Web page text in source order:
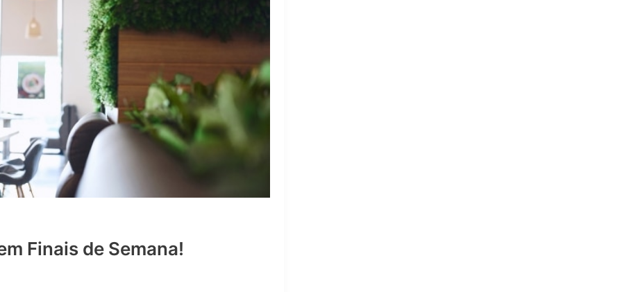
Finais de Semana!